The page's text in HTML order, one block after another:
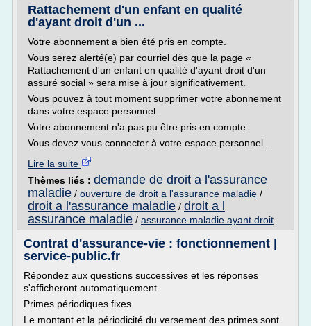
Rattachement d'un enfant en qualité
d'ayant droit d'un ...
Votre abonnement a bien été pris en compte.
Vous serez alerté(e) par courriel dès que la page «
Rattachement d'un enfant en qualité d'ayant droit d'un
assuré social » sera mise à jour significativement.
Vous pouvez à tout moment supprimer votre abonnement
dans votre espace personnel.
Votre abonnement n'a pas pu être pris en compte.
Vous devez vous connecter à votre espace personnel...
Lire la suite
Thèmes liés : demande de droit a l'assurance
maladie / ouverture de droit a l'assurance maladie /
droit a l'assurance maladie / droit a l
assurance maladie / assurance maladie ayant droit
Contrat d'assurance-vie : fonctionnement |
service-public.fr
Répondez aux questions successives et les réponses
s'afficheront automatiquement
Primes périodiques fixes
Le montant et la périodicité du versement des primes sont